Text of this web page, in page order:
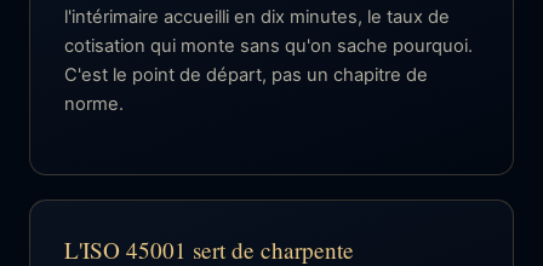
l'intérimaire accueilli en dix minutes, le taux de
cotisation qui monte sans qu'on sache pourquoi.
C'est le point de départ, pas un chapitre de
norme.
L'ISO 45001 sert de charpente